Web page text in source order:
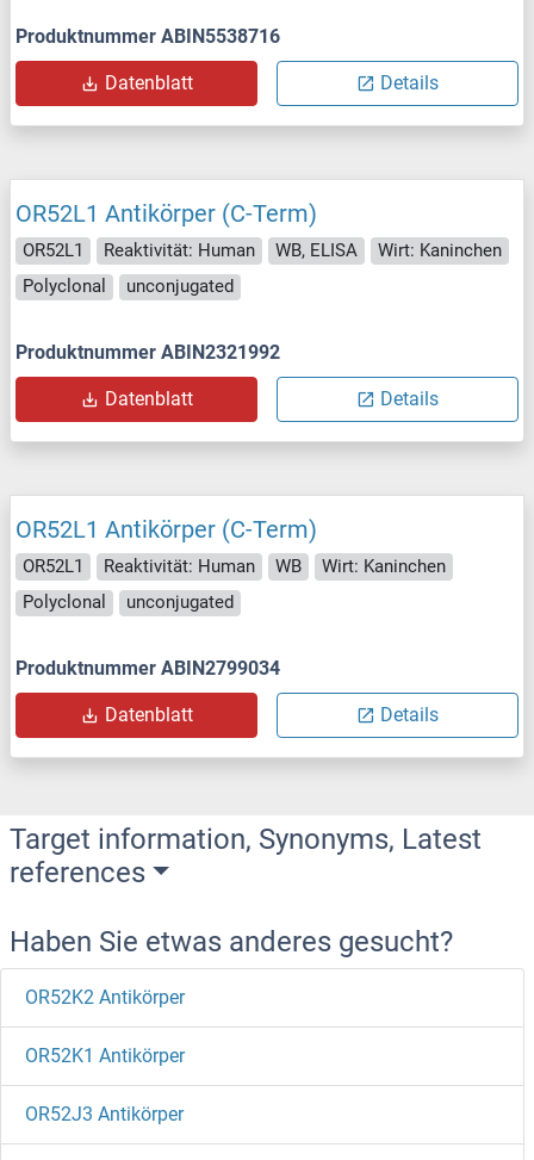
Produktnummer ABIN5538716
Datenblatt Details
OR52L1 Antikörper (C-Term)
OR52L1 Reaktivität: Human WB, ELISA
Wirt: Kaninchen
Polyclonal
unconjugated
Produktnummer ABIN2321992
Datenblatt Details
OR52L1 Antikörper (C-Term)
OR52L1 Reaktivität: Human WB
Wirt: Kaninchen
Polyclonal
unconjugated
Produktnummer ABIN2799034
Datenblatt Details
Target information, Synonyms, Latest
references
Haben Sie etwas anderes gesucht?
OR52K2 Antikörper
OR52K1 Antikörper
OR52J3 Antikörper